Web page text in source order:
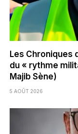
Les Chroniques
du « rythme
Majib Sène)
5 AOÛT 2026